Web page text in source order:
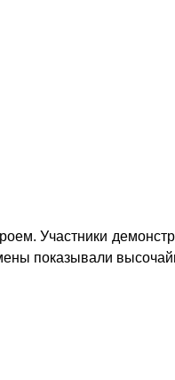
Участники
показывали